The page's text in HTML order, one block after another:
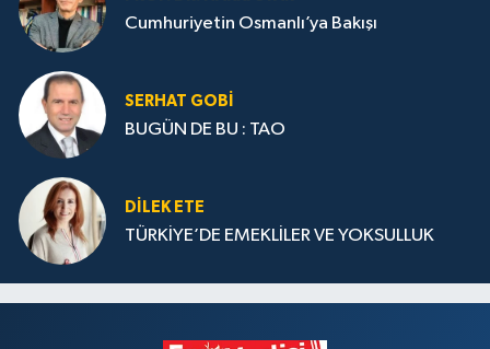
Cumhuriyetin Osmanlı’ya Bakışı
SERHAT GOBİ
BUGÜN DE BU : TAO
DILEK ETE
TÜRKİYE’DE EMEKLİLER VE YOKSULLUK